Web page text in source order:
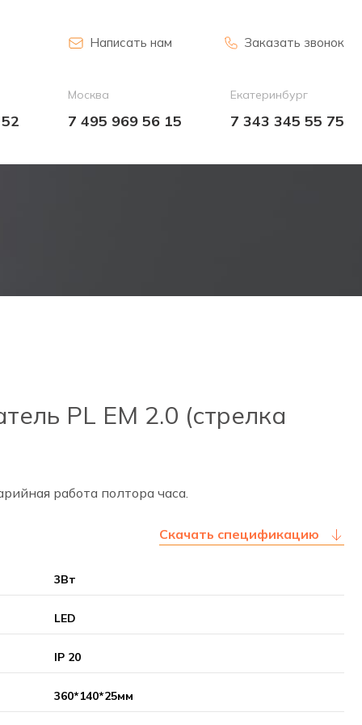
Написать нам Заказать звонок
Москва
7 495 969 56 15
Екатеринбург
7 343 345 55 75
PL EM 2.0 (стрелка
работа полтора часа.
Скачать спецификацию
3Вт
LED
IP 20
360*140*25мм